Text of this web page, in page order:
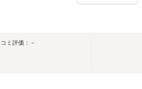
ミ評価：－